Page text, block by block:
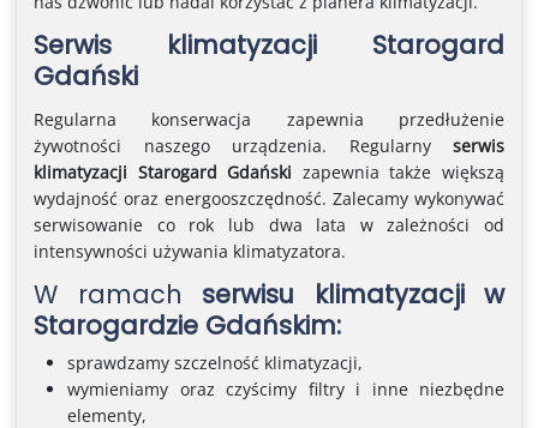
Serwis klimatyzacji Starogard
Gdański
Regularna konserwacja zapewnia przedłużenie
żywotności naszego urządzenia. Regularny serwis
klimatyzacji Starogard Gdański zapewnia także większą
wydajność oraz energooszczędność. Zalecamy wykonywać
serwisowanie co rok lub dwa lata w zależności od
intensywności używania klimatyzatora.
W ramach serwisu klimatyzacji w
Starogardzie Gdańskim:
sprawdzamy szczelność klimatyzacji,
wymieniamy oraz czyścimy filtry i inne niezbędne
elementy,